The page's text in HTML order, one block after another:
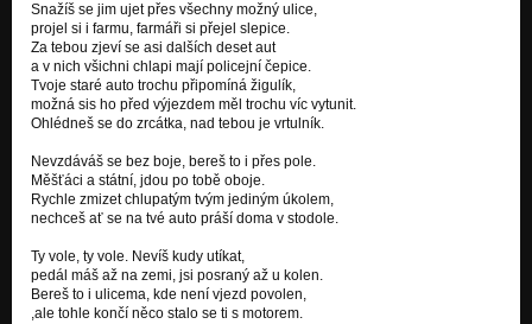
Hazard
Vzpamatuj se...
Čím méně tím více
Vzpamatuj se...
Vzpomínka
Vzpamatuj se...
Chvíle
Na střední
PodStav
Snažíš se jim ujet přes všechny možný ulice,
projel si i farmu, farmáři si přejel slepice.
Za tebou zjeví se asi dalších deset aut
a v nich všichni chlapi mají policejní čepice.
Tvoje staré auto trochu připomíná žigulík,
možná sis ho před výjezdem měl trochu víc vytunit.
Ohlédneš se do zrcátka, nad tebou je vrtulník.
Nevzdáváš se bez boje, bereš to i přes pole.
Měšťáci a státní, jdou po tobě oboje.
Rychle zmizet chlupatým tvým jediným úkolem,
nechceš ať se na tvé auto práší doma v stodole.
Ty vole, ty vole. Nevíš kudy utíkat,
pedál máš až na zemi, jsi posraný až u kolen.
Bereš to i ulicema, kde není vjezd povolen,
,ale tohle končí něco stalo se ti s motorem.